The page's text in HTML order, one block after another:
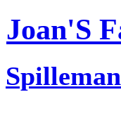
Joan'S